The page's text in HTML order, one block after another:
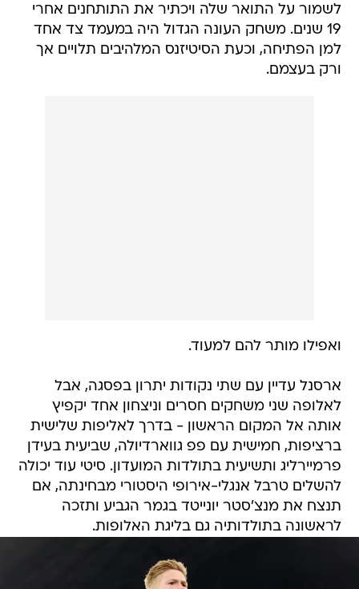
לשמור על התואר שלה ויכתיר את התותחנים אחרי
19 שנים. משחק העונה הגדול היה במעמד צד אחד
למן הפתיחה, וכעת הסיטיזנס המלהיבים תלויים אך
ורק בעצמם.
ואפילו מותר להם למעוד.
ארסנל עדיין עם שתי נקודות יתרון בפסגה, אבל
לאלופה שני משחקים חסרים וניצחון אחד יקפיץ
אותה אל המקום הראשון - בדרך לאליפות שלישית
ברציפות, חמישית עם פפ גווארדיולה, שביעית בעידן
פרמיירליג ותשיעית בתולדות המועדון. סיטי עוד יכולה
להשלים טרבל אנגלי-אירופי היסטורי מבחינתה, אם
תנצח את מנצ'סטר יונייטד בגמר הגביע ותזכה
לראשונה בתולדותיה גם בליגת האלופות.